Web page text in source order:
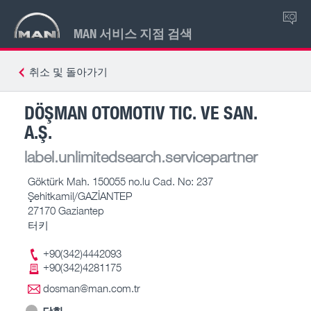
MAN 서비스 지점 검색
KO
취소 및 돌아가기
DÖŞMAN OTOMOTIV TIC. VE SAN.
A.Ş.
label.unlimitedsearch.servicepartner
Göktürk Mah. 150055 no.lu Cad. No: 237
Şehitkamil/GAZİANTEP
27170 Gaziantep
터키
+90(342)4442093
+90(342)4281175
dosman@man.com.tr